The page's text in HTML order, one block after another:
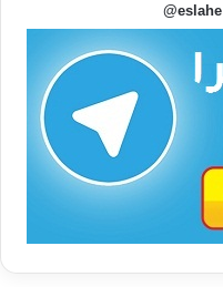
eslahe@